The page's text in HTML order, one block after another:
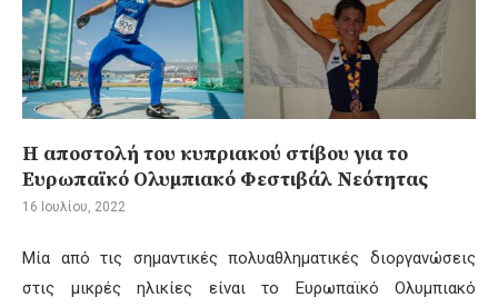
Η αποστολή του κυπριακού στίβου για το
Ευρωπαϊκό Ολυμπιακό Φεστιβάλ Νεότητας
16 Ιουλίου, 2022
Μία από τις σημαντικές πολυαθληματικές διοργανώσεις
στις μικρές ηλικίες είναι το Ευρωπαϊκό Ολυμπιακό